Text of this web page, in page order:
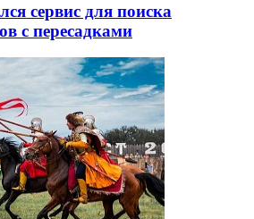
сервис для поиска
с пересадками